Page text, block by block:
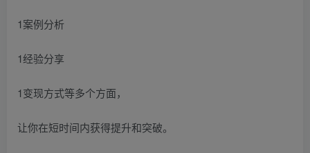
1案例分析
1经验分享
1变现方式等多个方面，
让你在短时间内获得提升和突破。